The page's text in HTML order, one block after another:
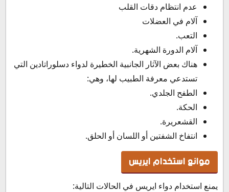
عدم انتظام دقات القلب
آلام في العضلات
التعب.
آلام الدورة الشهرية.
هناك بعض الآثار الجانبية الخطيرة لدواء دسلوراتادين التي
تستدعي معرفة الطبيب لها، وهي:
الطفح الجلدي.
الحكة.
القشعريرة.
انتفاخ الشفتين أو اللسان أو الحلق.
موانع استخدام ايريس
يمنع استخدام دواء ايريس في الحالات التالية: